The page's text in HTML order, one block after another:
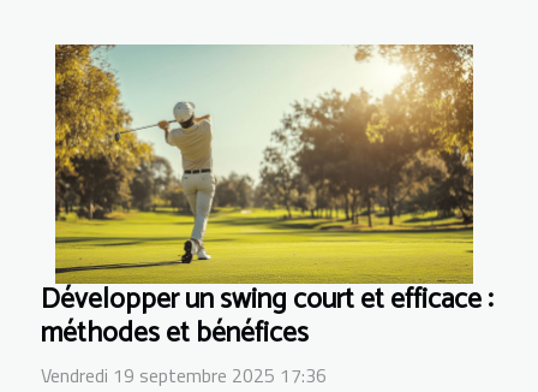
Développer un swing court et efficace :
méthodes et bénéfices
Vendredi 19 septembre 2025 17:36